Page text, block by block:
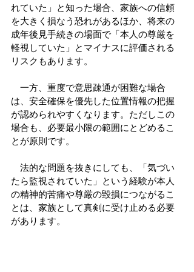
れていた」と知った場合、家族への信頼
を大きく損なう恐れがあるほか、将来の
成年後見手続きの場面で「本人の尊厳を
軽視していた」とマイナスに評価される
リスクもあります。
一方、重度で意思疎通が困難な場合
は、安全確保を優先した位置情報の把握
が認められやすくなります。ただしこの
場合も、必要最小限の範囲にとどめるこ
とが原則です。
法的な問題を抜きにしても、「気づい
たら監視されていた」という経験が本人
の精神的苦痛や尊厳の毀損につながるこ
とは、家族として真剣に受け止める必要
があります。